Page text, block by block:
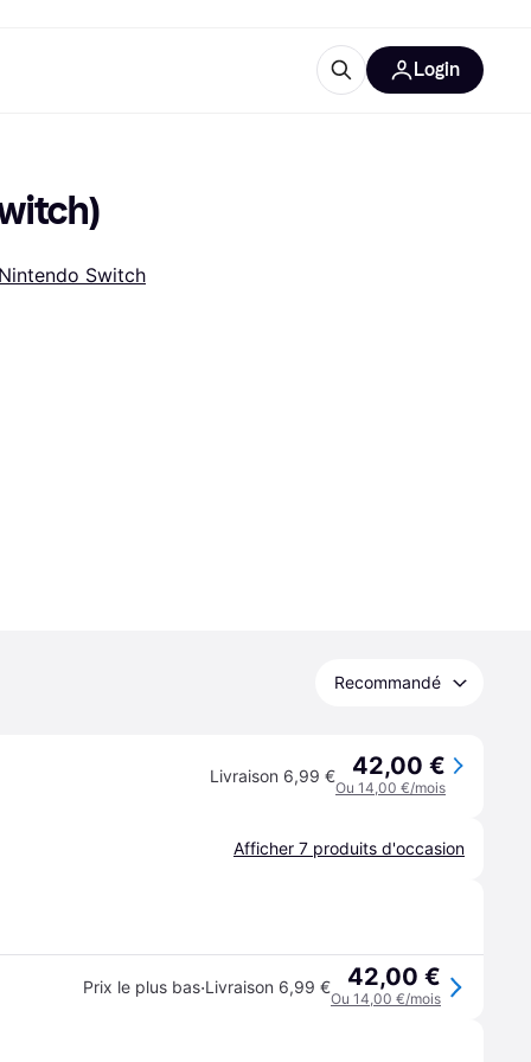
Login
Switch
Recommandé
Livraison 6,99 € 42,00 €
Ou 14,00 €/mois
Afficher 7 produits d'occasion
Prix le plus bas·Livraison 6,99 € 42,00 €
Ou 14,00 €/mois